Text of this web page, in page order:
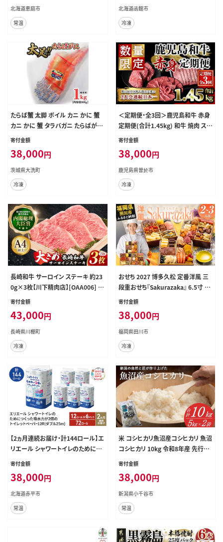
北海道恵庭市
常温
北海道函館市
冷凍
たらば蟹 太脚 ボイル カニ かに 蟹
カニ かに 蟹 タラバガニ たらばがに
1000g
寄付金額
38,000円
茨城県大洗町
冷凍
＜定期便・全3回＞鹿児島和牛 赤身
定期便(合計1.45kg) 和牛 焼肉 ステ
ーキ【居食肉】T66
寄付金額
38,000円
鹿児島県曽於市
冷凍
長崎和牛 サーロイン ステーキ 約23
0g×3枚【川下精肉店】[OAA006] /
国産牛 黒毛和牛 和牛 さーろいん サ
ーき サーロイン 贈答 高級サーロイ
ン 長崎和牛 サーロインステーキ肉
ステーキ
寄付金額
43,000円
長崎県川棚町
冷凍
おせち 2027 博多久松 定番洋風 三
段重おせち『Sakurazaka』 6.5寸 3
段重 2～3人前 おせち料理 重箱 お
年末配送
寄付金額
38,000円
福岡県田川市
冷凍
【2ヵ月連続お届け・計144ロール】エ
リエール シャワートイレのためにつ
くった吸水力が2倍 トイレットペーパ
ー ダブル 25m 12R 6パック 計72ロ
ール 防災 常備品 備蓄品 消耗品 日
用品 送料無料 北海道 赤平市
寄付金額
38,000円
北海道赤平市
常温
米 コシヒカリ魚沼産コシヒカリ 魚沼
コシヒカリ 10kg 令和8年産 先行予
約 精米 共栄農工社 | 魚沼産こしひ
かり 魚沼こしひかり 新潟県産コシヒ
カリ 新潟産コシヒカリ 新潟県産こし
ひかり こしひかり 新潟産こしひかり
新潟こしひかり 新潟コシヒカリ お米
白米 おこめ コメ オコメ 10キロ 10
市 【0002-KY12】
寄付金額
38,000円
新潟県小千谷市
常温